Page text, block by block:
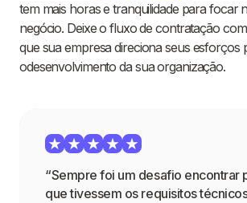
tem mais horas e tranquilidade para focar
negócio. Deixe o fluxo de contratação
que sua empresa direciona seus esforços
odesenvolvimento da sua organização.
“Sempre foi um desafio encontrar
que tivessem os requisitos